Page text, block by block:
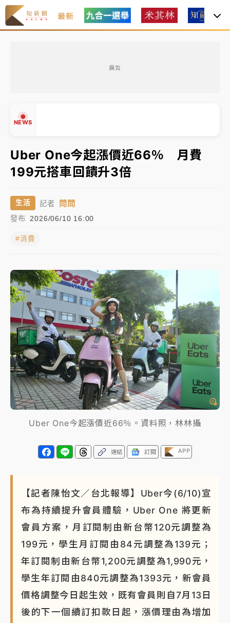
最新
廣告
NEWS
有片｜
連根拔起
中颱白海豚風雨來了！中部以北防豪雨 今晚、明天影
響最劇烈
油價持續凍漲！ 中油宣布下周一汽柴油價格維持不變
有片｜ 白海豚暴風圈逼近！新北淡水赫見龍捲風 榕樹
連根拔起
中颱白海豚風雨來了！中部以北防豪雨 今晚、明天影
響最劇烈
白海豚逼近！北市水門只出不進 未移置車輛最高罰
4800＋拖吊費
Uber One今起漲價近66％ 月費
199元搭車回饋升3倍
生活 記者 問問
發布 2026/06/10 16:00
#消費
Uber One今起漲價近66％。資料照，林林攝
連結 訂閱 APP
【記者陳怡文／台北報導】Uber今(6/10)宣
布為持續提升會員體驗，Uber One 將更新
會員方案，月訂閱制由新台幣120元調整為
199元，學生月訂閱由84元調整為139元；
年訂閱制由新台幣1,200元調整為1,990元，
學生年訂閱由840元調整為1393元，新會員
價格調整今日起生效，既有會員則自7月13日
後的下一個續訂扣款日起，漲價理由為增加